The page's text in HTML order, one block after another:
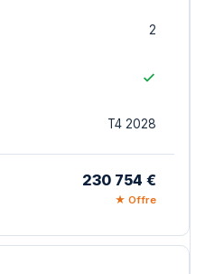
2
T4 2028
230 754 €
★ Offre